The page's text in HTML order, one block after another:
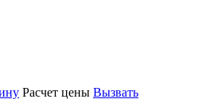
Расчет цены Вызвать